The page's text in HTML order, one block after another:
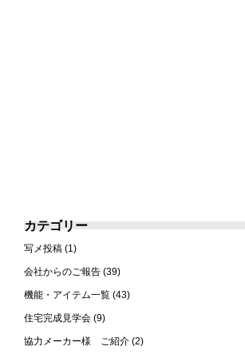
カテゴリー
写メ投稿 (1)
会社からのご報告 (39)
機能・アイテム一覧 (43)
住宅完成見学会 (9)
協力メーカー様 ご紹介 (2)